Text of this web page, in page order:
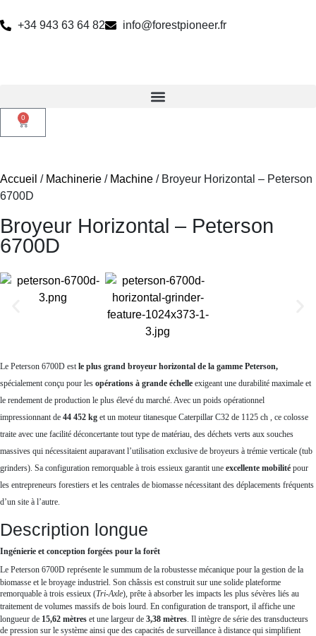
+34 943 63 64 82 info@forestpioneer.fr
0
Accueil / Machinerie / Machine / Broyeur Horizontal – Peterson
6700D
Broyeur Horizontal – Peterson
6700D
Le Peterson 6700D estle plus grand broyeur horizontal de la gamme Peterson,
spécialement conçu pour les opérations à grande échelle exigeant une durabilité maximale et
le rendement de production le plus élevé du marché. Avec un poids opérationnel
impressionnant de 44 452 kg et un moteur titanesque Caterpillar C32 de 1125 ch , ce colosse
traite avec une facilité déconcertante tout type de matériau, des déchets verts aux souches
massives qui nécessitaient auparavant l’utilisation exclusive de broyeurs à trémie verticale (tub
grinders). Sa configuration remorquable à trois essieux garantit une excellente mobilité pour
les entrepreneurs forestiers et les centrales de biomasse nécessitant des déplacements fréquents
d’un site à l’autre.
Description longue
Ingénierie et conception forgées pour la forêt
Le Peterson 6700D représente le summum de la robustesse mécanique pour la gestion de la
biomasse et le broyage industriel. Son châssis est construit sur une solide plateforme
remorquable à trois essieux (Tri-Axle), prête à absorber les impacts les plus sévères liés au
traitement de volumes massifs de bois lourd. En configuration de transport, il affiche une
longueur de 15,62 mètres et une largeur de 3,38 mètres. Il intègre de série des transducteurs
de pression sur le système ainsi que des capacités de surveillance à distance qui simplifient